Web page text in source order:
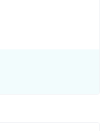
kylät
mukaan: